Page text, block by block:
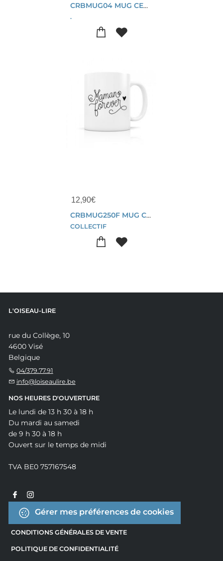
CRBMUG04 MUG CERAMIQUE MAMAN BELLE
.
12,90€
CRBMUG250F MUG CERAMIQUE MAMAN FOREVER
COLLECTIF
L'OISEAU-LIRE
rue du Collège, 10
4600 Visé
Belgique
04/379.77.91
info@loiseaulire.be
NOS HEURES D'OUVERTURE
Le lundi de 13 h 30 à 18 h
Du mardi au samedi
de 9 h 30 à 18 h
Ouvert sur le temps de midi
TVA BE0 757167548
Gérer mes préférences de cookies
CONDITIONS GÉNÉRALES DE VENTE
POLITIQUE DE CONFIDENTIALITÉ